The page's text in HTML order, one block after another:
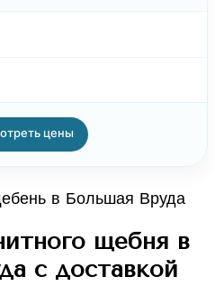
цены
щебня в
с доставкой